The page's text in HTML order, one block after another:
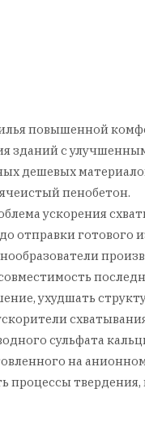
повышенной
с
дешевых
пенобетон.
ускорения
отправки готового
ухудшать
сульфата
на
процессы